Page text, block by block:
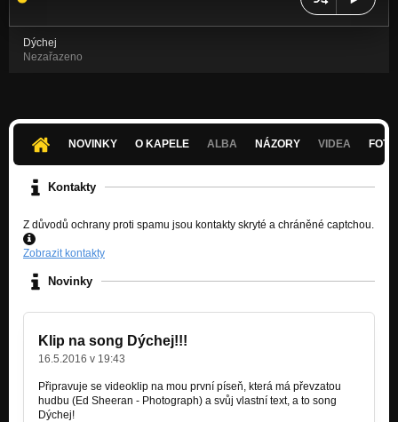
Dýchej
Nezařazeno
NOVINKY O KAPELE ALBA NÁZORY VIDEA
Kontakty
Z důvodů ochrany proti spamu jsou kontakty skryté a chráněné captchou.
Zobrazit kontakty
Novinky
Klip na song Dýchej!!!
16.5.2016 v 19:43
Připravuje se videoklip na mou první píseň, která má převzatou
hudbu (Ed Sheeran - Photograph) a svůj vlastní text, a to song
Dýchej!